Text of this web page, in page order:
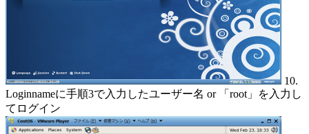
10.
Loginnameに手順3で入力したユーザー名 or 「root」を入力し
てログイン